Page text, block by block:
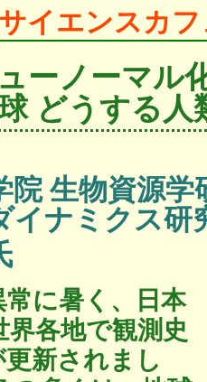
イエンスカ
ーノーマル
どうする人
院 生物資源
イナミクス研
に暑く、日本
各地で観測史
新されまし